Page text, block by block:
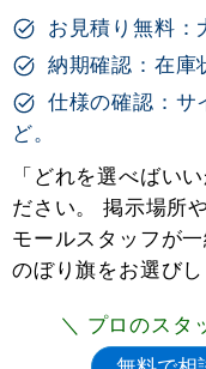
お見積り無料：
納期確認：在庫
仕様の確認：サ
ど。
「どれを選べばい
ださい。 掲示場所
モールスタッフが
のぼり旗をお選びし
＼ プロのスタ